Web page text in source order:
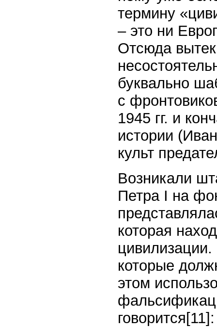
термину
– это ни
Отсюда
буквально
с
1945 гг. и
истории
культ
Возникали
Петра I на
которая
которые
этом
говорится[11]: